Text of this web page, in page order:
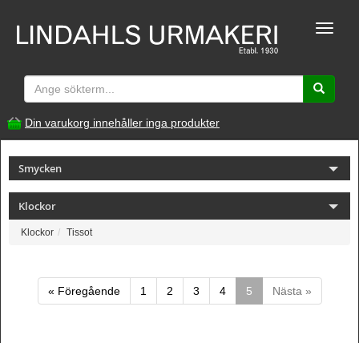
Toggle
Din varukorg innehåller inga produkter
Smycken
Klockor
Klockor Tissot
« Föregående 1 2 3 4 5 Nästa »